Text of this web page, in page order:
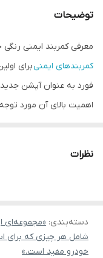
توضیحات
معرفی کمربند ایمنی رنگی
کمربندهای ایمنیبرای
اهمیت بالای آن مورد
رنگی
لوکس و اسپرت شدن
تشویق سرنشینان برای
نظرات
دسته‌بندی: «مجموعه‌ای
شامل هر چیزی که برای
خودرو مفید است.»